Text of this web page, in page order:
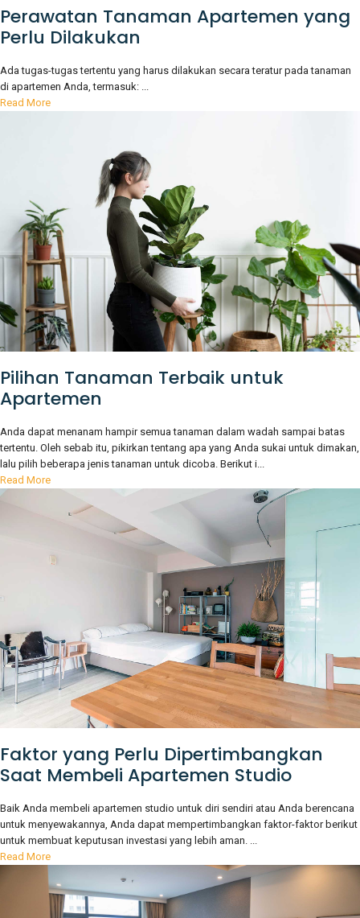
Perawatan Tanaman Apartemen yang
Perlu Dilakukan
Ada tugas-tugas tertentu yang harus dilakukan secara teratur pada tanaman
di apartemen Anda, termasuk: ...
Read More
Pilihan Tanaman Terbaik untuk
Apartemen
Anda dapat menanam hampir semua tanaman dalam wadah sampai batas
tertentu. Oleh sebab itu, pikirkan tentang apa yang Anda sukai untuk dimakan,
lalu pilih beberapa jenis tanaman untuk dicoba. Berikut i...
Read More
Faktor yang Perlu Dipertimbangkan
Saat Membeli Apartemen Studio
Baik Anda membeli apartemen studio untuk diri sendiri atau Anda berencana
untuk menyewakannya, Anda dapat mempertimbangkan faktor-faktor berikut
untuk membuat keputusan investasi yang lebih aman. ...
Read More